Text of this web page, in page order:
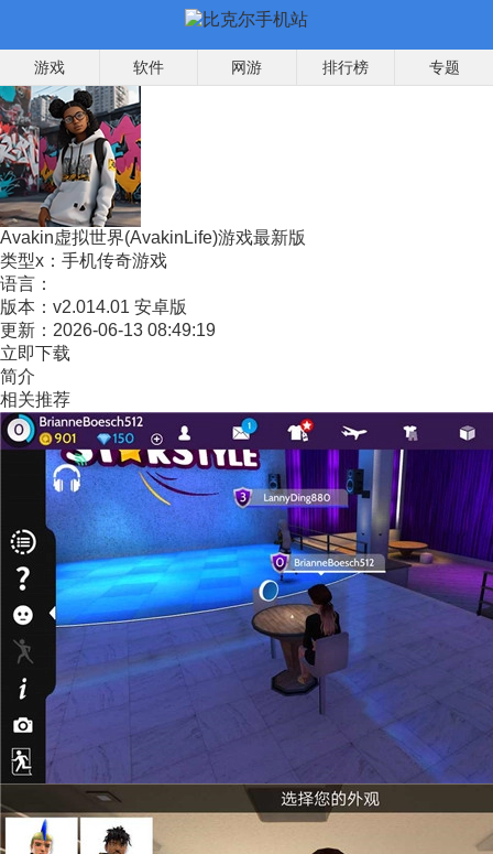
游戏 软件 网游 排行榜 专题
Avakin虚拟世界(AvakinLife)游戏最新版
类型x： 手机传奇游戏
语言：
版本： v2.014.01 安卓版
更新： 2026-06-13 08:49:19
立即下载
简介
相关推荐